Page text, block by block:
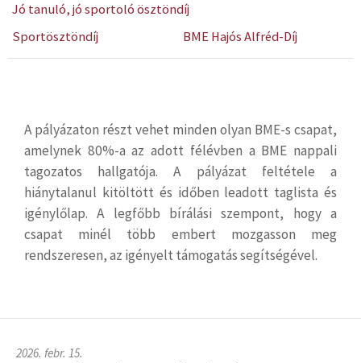
Jó tanuló, jó sportoló ösztöndíj
Sportösztöndíj
BME Hajós Alfréd-Díj
A pályázaton részt vehet minden olyan BME-s csapat,
amelynek 80%-a az adott félévben a BME nappali
tagozatos hallgatója. A pályázat feltétele a
hiánytalanul kitöltött és időben leadott taglista és
igénylőlap. A legfőbb bírálási szempont, hogy a
csapat minél több embert mozgasson meg
rendszeresen, az igényelt támogatás segítségével.
2026. febr. 15.